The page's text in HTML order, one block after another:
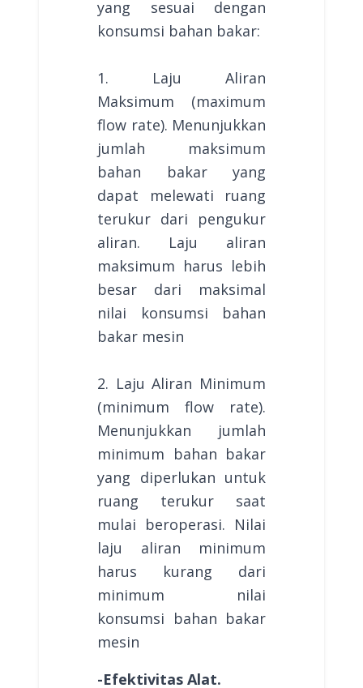
yang sesuai dengan
konsumsi bahan bakar:
1. Laju Aliran
Maksimum (maximum
flow rate). Menunjukkan
jumlah maksimum
bahan bakar yang
dapat melewati ruang
terukur dari pengukur
aliran. Laju aliran
maksimum harus lebih
besar dari maksimal
nilai konsumsi bahan
bakar mesin
2. Laju Aliran Minimum
(minimum flow rate).
Menunjukkan jumlah
minimum bahan bakar
yang diperlukan untuk
ruang terukur saat
mulai beroperasi. Nilai
laju aliran minimum
harus kurang dari
minimum nilai
konsumsi bahan bakar
mesin
-Efektivitas Alat.